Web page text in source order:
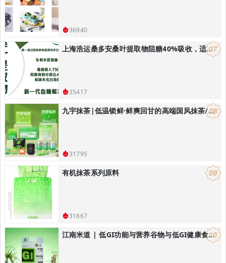
36940
上海浩运桑多安桑叶提取物阻糖40%吸收，适合开发减肥控体产品
35417
九宇抹茶|低温锁鲜·鲜爽回甘的高端国风抹茶/饮品烘焙解决方案
31795
有机抹茶系列原料
31667
江南米道 | 低GI功能与营养谷物与低GI健康食品研发，低GI健康主食解决方案